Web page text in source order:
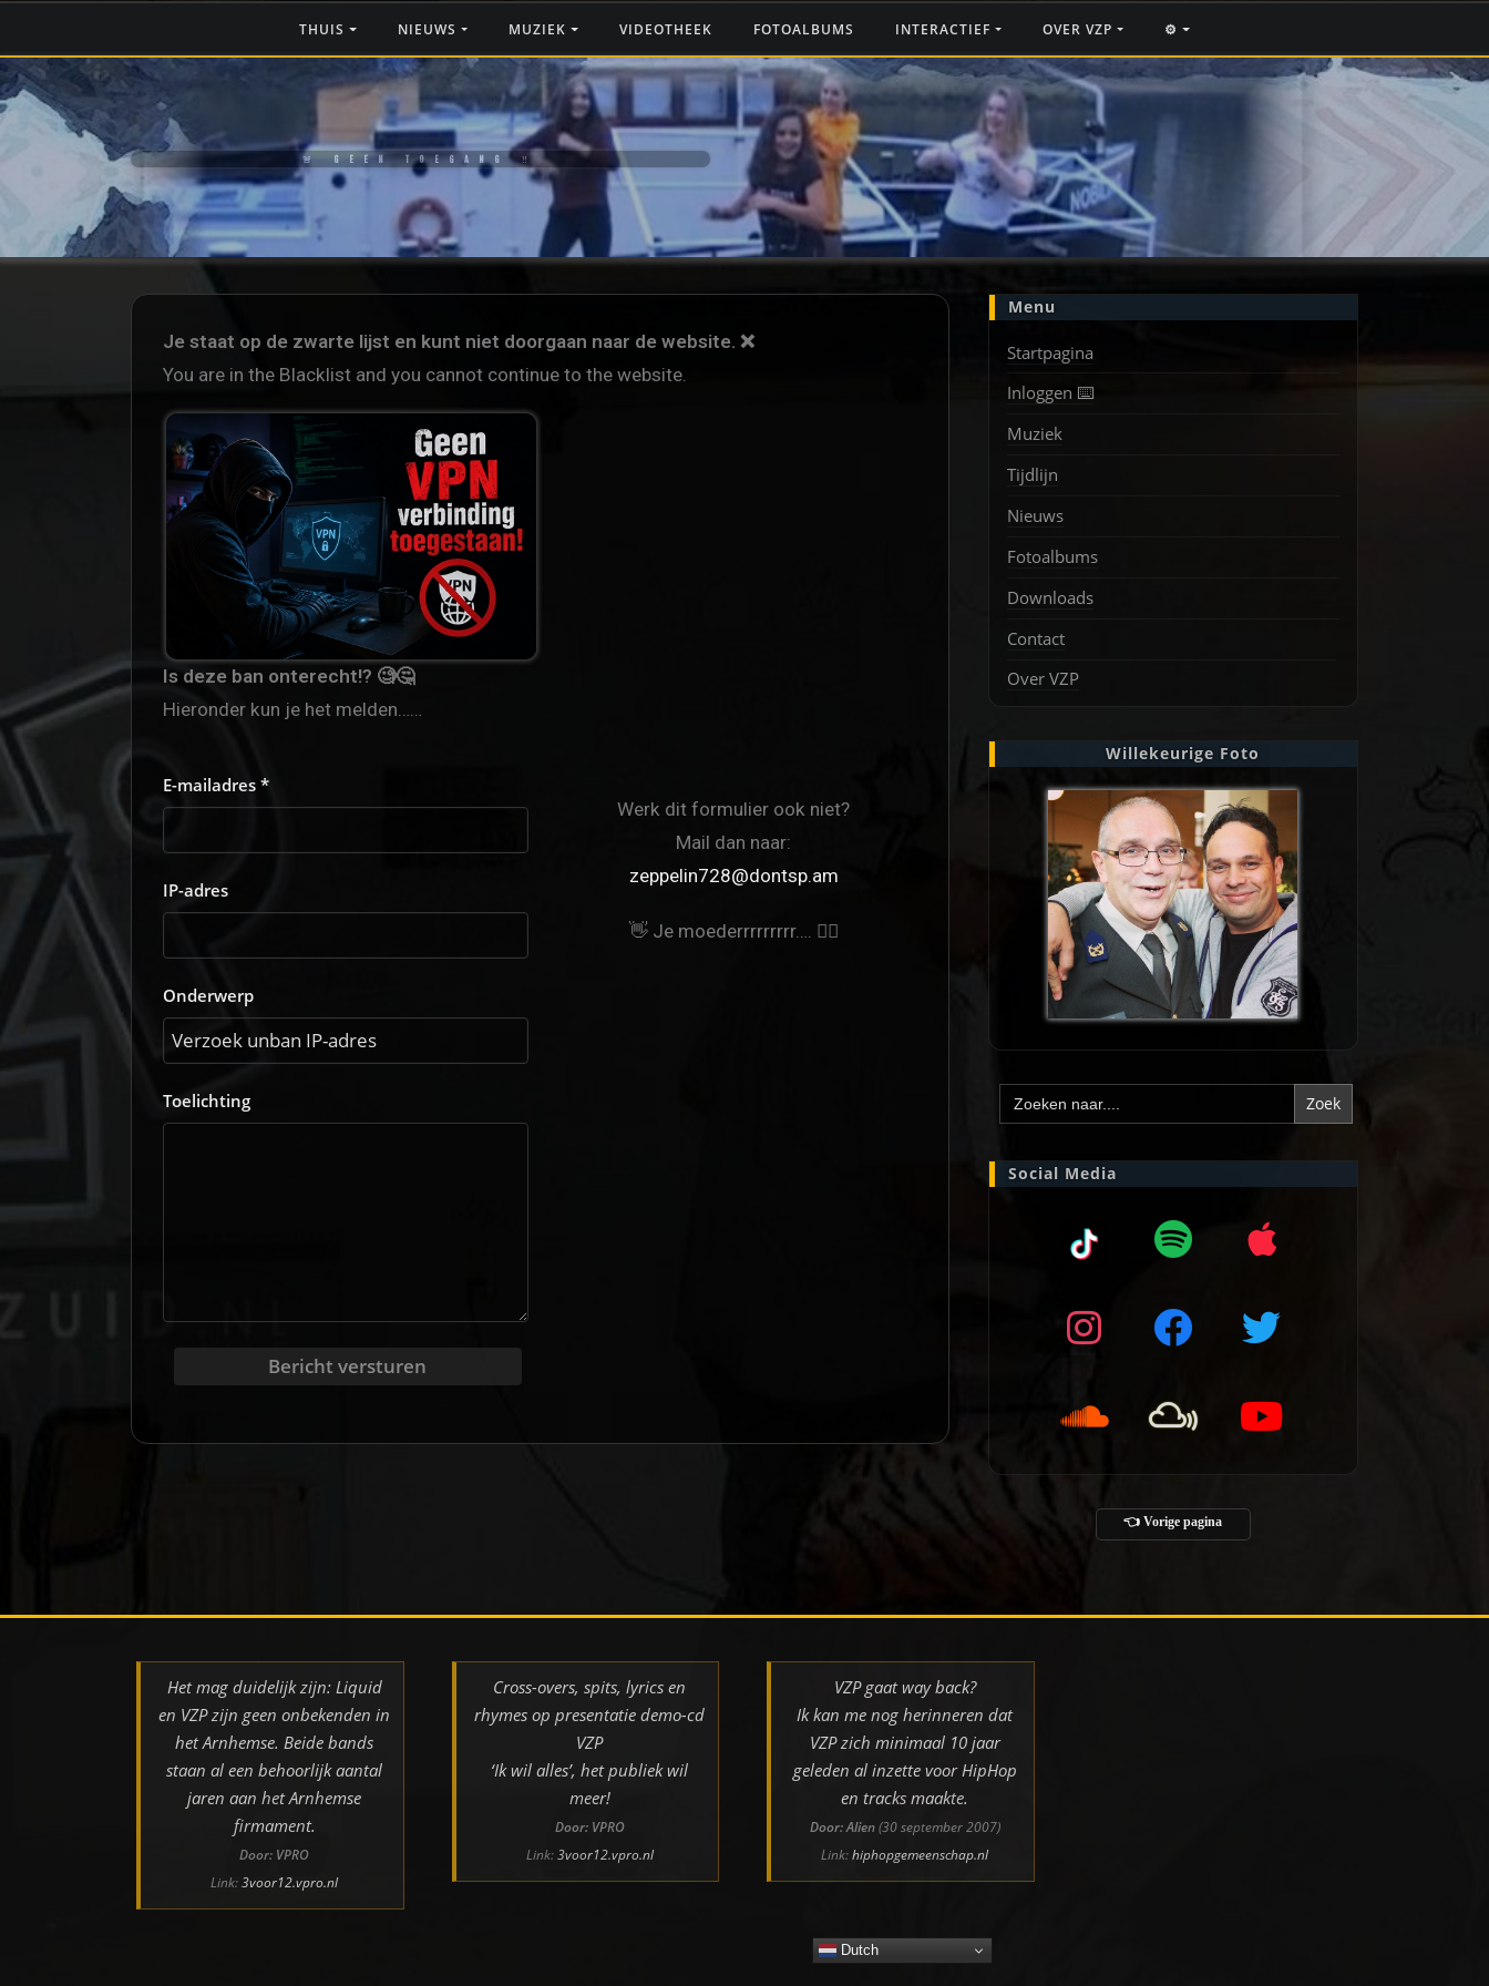
THUIS NIEUWS MUZIEK VIDEOTHEEK FOTOALBUMS INTERACTIEF OVER VZP ⚙️
🚨 GEEN TOEGANG ‼️
Je staat op de zwarte lijst en kunt niet doorgaan naar de website. ❌
You are in the Blacklist and you cannot continue to the website.
Is deze ban onterecht!? 🧐🤔
Hieronder kun je het melden……
E-mailadres *
IP-adres
Onderwerp
Toelichting
Bericht versturen
Werk dit formulier ook niet?
Mail dan naar:
zeppelin728@dontsp.am
👋 Je moederrrrrrrrr…. 🙋‍♀
Menu
Startpagina
Inloggen ⌨️
Muziek
Tijdlijn
Nieuws
Fotoalbums
Downloads
Contact
Over VZP
Willekeurige Foto
Zoek
naar:
Social Media
👈 Vorige pagina
Het mag duidelijk zijn: Liquid
en VZP zijn geen onbekenden in
het Arnhemse. Beide bands
staan al een behoorlijk aantal
jaren aan het Arnhemse
firmament.
Door: VPRO
Link:3voor12.vpro.nl
Cross-overs, spits, lyrics en
rhymes op presentatie demo-cd
VZP
‘Ik wil alles’, het publiek wil
meer!
Door: VPRO
Link:3voor12.vpro.nl
VZP gaat way back?
Ik kan me nog herinneren dat
VZP zich minimaal 10 jaar
geleden al inzette voor HipHop
en tracks maakte.
Door: Alien(30 september 2007)
Link:hiphopgemeenschap.nl
Dutch